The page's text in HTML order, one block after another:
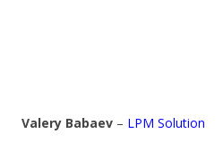
Valery Babaev – LPM Solution